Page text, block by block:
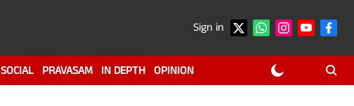
Sign in
SOCIAL PRAVASAM IN DEPTH OPINION